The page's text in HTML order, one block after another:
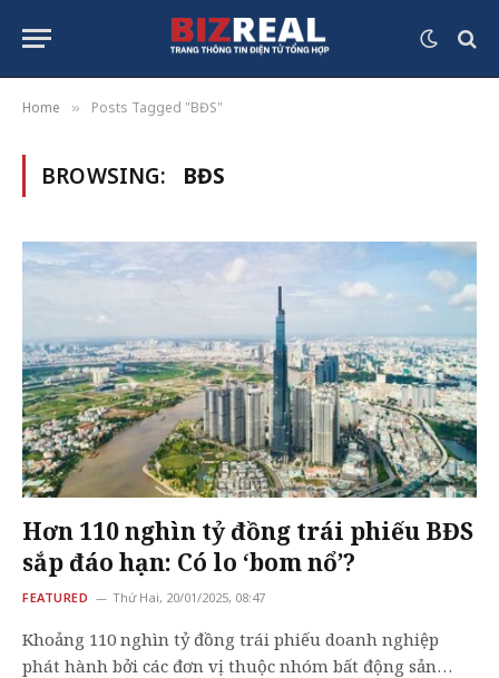
Home » Posts Tagged "BĐS"
BROWSING: BĐS
Hơn 110 nghìn tỷ đồng trái phiếu BĐS
sắp đáo hạn: Có lo ‘bom nổ’?
FEATURED Thứ Hai, 20/01/2025, 08:47
Khoảng 110 nghìn tỷ đồng trái phiếu doanh nghiệp
phát hành bởi các đơn vị thuộc nhóm bất động sản…